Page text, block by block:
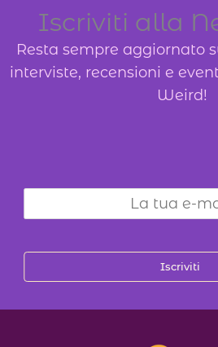
Iscriviti alla
Resta sempre aggiornato
interviste, recensioni e
Weird!
Iscriviti